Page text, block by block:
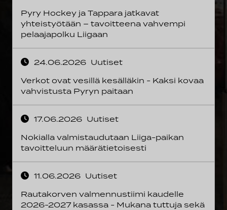
Pyry Hockey ja Tappara jatkavat
yhteistyötään – tavoitteena vahvempi
pelaajapolku Liigaan
24.06.2026 Uutiset
Verkot ovat vesillä kesälläkin - Kaksi kovaa
vahvistusta Pyryn paitaan
17.06.2026 Uutiset
Nokialla valmistaudutaan Liiga-paikan
tavoitteluun määrätietoisesti
11.06.2026 Uutiset
Rautakorven valmennustiimi kaudelle
2026-2027 kasassa - Mukana tuttuja sekä